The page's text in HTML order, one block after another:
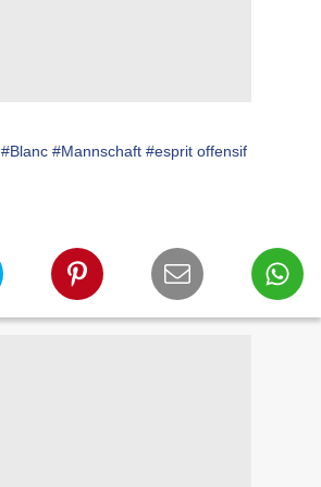
#Blanc #Mannschaft #esprit offensif